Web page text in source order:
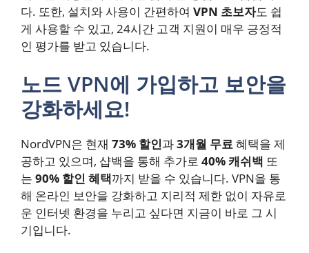
다. 또한, 설치와 사용이 간편하여 VPN 초보자도 쉽
게 사용할 수 있고, 24시간 고객 지원이 매우 긍정적
인 평가를 받고 있습니다.
노드 VPN에 가입하고 보안을
강화하세요!
NordVPN은 현재 73% 할인과3개월 무료혜택을 제
공하고 있으며, 샵백을 통해 추가로 40% 캐쉬백 또
는 90% 할인 혜택까지 받을 수 있습니다. VPN을 통
해 온라인 보안을 강화하고 지리적 제한 없이 자유로
운 인터넷 환경을 누리고 싶다면 지금이 바로 그 시
기입니다.